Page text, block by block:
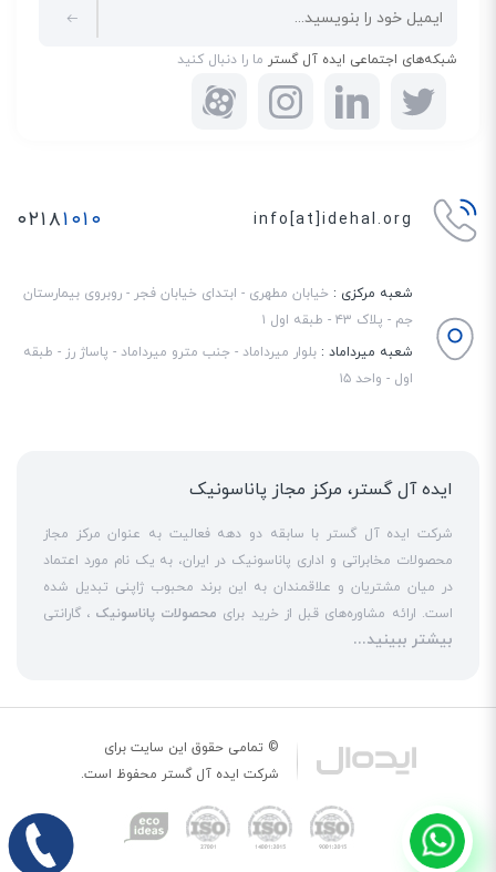
شبکه‌های اجتماعی ایده آل گسترما را دنبال کنید
info[at]idehal.org ۰۲۱۸۱۰۱۰
شعبه مرکزی : خیابان مطهری - ابتدای خیابان فجر - روبروی بیمارستان
جم - پلاک ۴۳ - طبقه اول ۱
شعبه میرداماد : بلوار میرداماد - جنب مترو میرداماد - پاساژ رز - طبقه
اول - واحد ۱۵
ایده آل گستر، مرکز مجاز پاناسونیک
شرکت ایده آل گستر با سابقه دو دهه فعالیت به عنوان مرکز مجاز
محصولات مخابراتی و اداری پاناسونیک در ایران، به یک نام مورد اعتماد
در میان مشتریان و علاقمندان به این برند محبوب ژاپنی تبدیل شده
است. ارائه مشاوره‌های قبل از خرید برایمحصولات پاناسونیک، گارانتی
18 ماهه معتبر و شرکتی برای کلیه محصولات عرضه شده و تعهد کامل
انواع مراکز
سانترال
است. این مهم با اتکا به تکنسین‌های فنی و مجرب
که در ایننمایندگی سانترال پاناسونیک
حاضر هستند، حاصل می‌شود. به
خدمات مبتنی برتلفناز جمله عرضهتلفن بیسیمو تلفن رومیزی
اورجینال،
تلفن سانترالو تلفن پاناسونیک تحت شبکه و خرید
تلفن ویپ
بیشتر ببینید...
© تمامی حقوق این سایت برای
شرکتایده آل گسترمحفوظ است.